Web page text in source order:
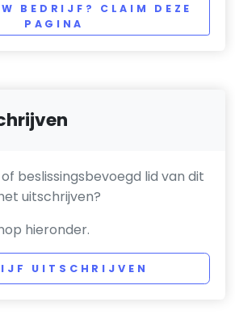
BEDRIJF? CLAIM DEZE
PAGINA
beslissingsbevoegd lid van dit
uitschrijven?
hieronder.
UITSCHRIJVEN